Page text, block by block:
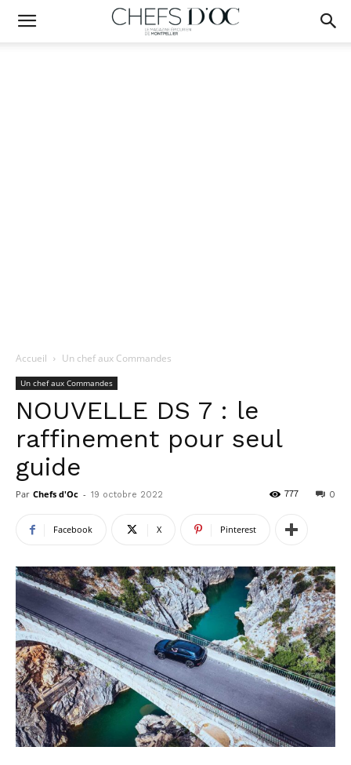
Accueil Un chef aux Commandes
Un chef aux Commandes
NOUVELLE DS 7 : le
raffinement pour seul
guide
Par Chefs d'Oc - 19 octobre 2022 0
777
Facebook X Pinterest